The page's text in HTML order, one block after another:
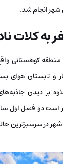
انجام شد.
به کلات
منطقه کوهستانی
و تابستان هوای
بر دیدن
است دو فصل اول سال
در سرسبزترین